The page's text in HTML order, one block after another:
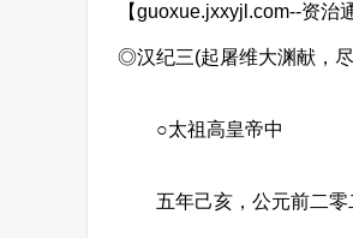
【guoxue.jxxyjl.com--资治
◎汉纪三(起屠维大渊献，
○太祖高皇帝中
五年己亥，公元前二零